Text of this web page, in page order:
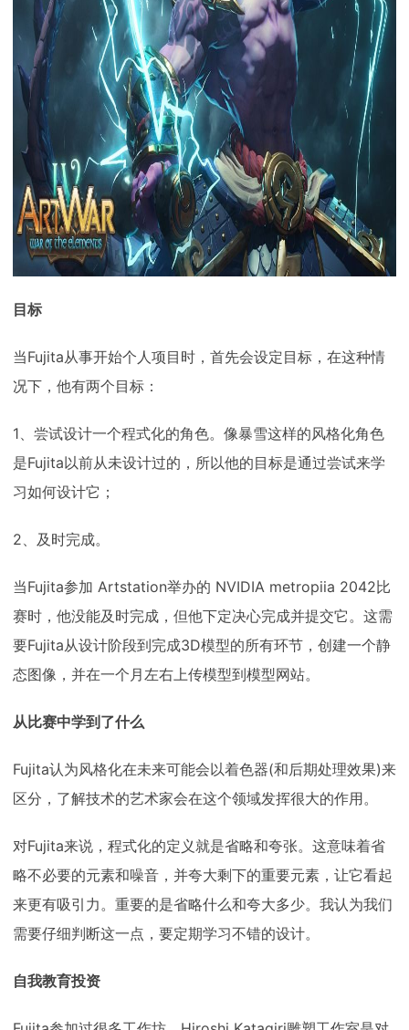
目标
当Fujita从事开始个人项目时，首先会设定目标，在这种情
况下，他有两个目标：
1、尝试设计一个程式化的角色。像暴雪这样的风格化角色
是Fujita以前从未设计过的，所以他的目标是通过尝试来学
习如何设计它；
2、及时完成。
当Fujita参加 Artstation举办的 NVIDIA metropiia 2042比
赛时，他没能及时完成，但他下定决心完成并提交它。这需
要Fujita从设计阶段到完成3D模型的所有环节，创建一个静
态图像，并在一个月左右上传模型到模型网站。
从比赛中学到了什么
Fujita认为风格化在未来可能会以着色器(和后期处理效果)来
区分，了解技术的艺术家会在这个领域发挥很大的作用。
对Fujita来说，程式化的定义就是省略和夸张。这意味着省
略不必要的元素和噪音，并夸大剩下的重要元素，让它看起
来更有吸引力。重要的是省略什么和夸大多少。我认为我们
需要仔细判断这一点，要定期学习不错的设计。
自我教育投资